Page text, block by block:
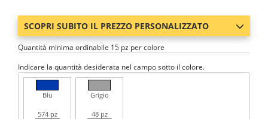
SCOPRI SUBITO IL PREZZO PERSONALIZZATO
Quantità minima ordinabile 15 pz per colore
Indicare la quantità desiderata nel campo sotto il colore.
Blu
574 pz
Grigio
48 pz